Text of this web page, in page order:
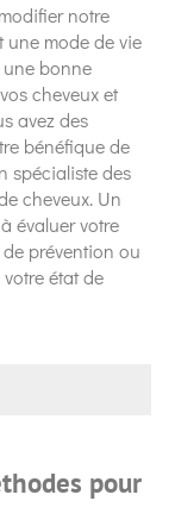
notre
mode de vie
bonne
cheveux et
avez des
bénéfique de
spécialiste des
cheveux. Un
évaluer votre
prévention ou
état de
pour